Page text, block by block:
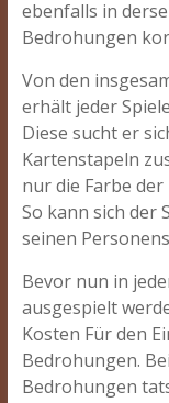
ebenfalls in
Bedrohungen
Von den
erhält jeder
Diese sucht er
Kartenstapeln
nur die Farbe
So kann sich der
seinen
Bevor nun in
ausgespielt
Kosten Für den
Bedrohungen.
Bedrohungen